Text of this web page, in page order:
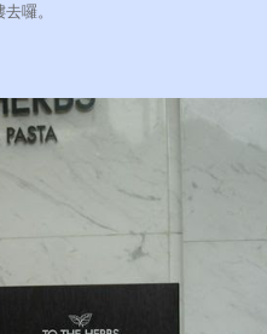
囉。